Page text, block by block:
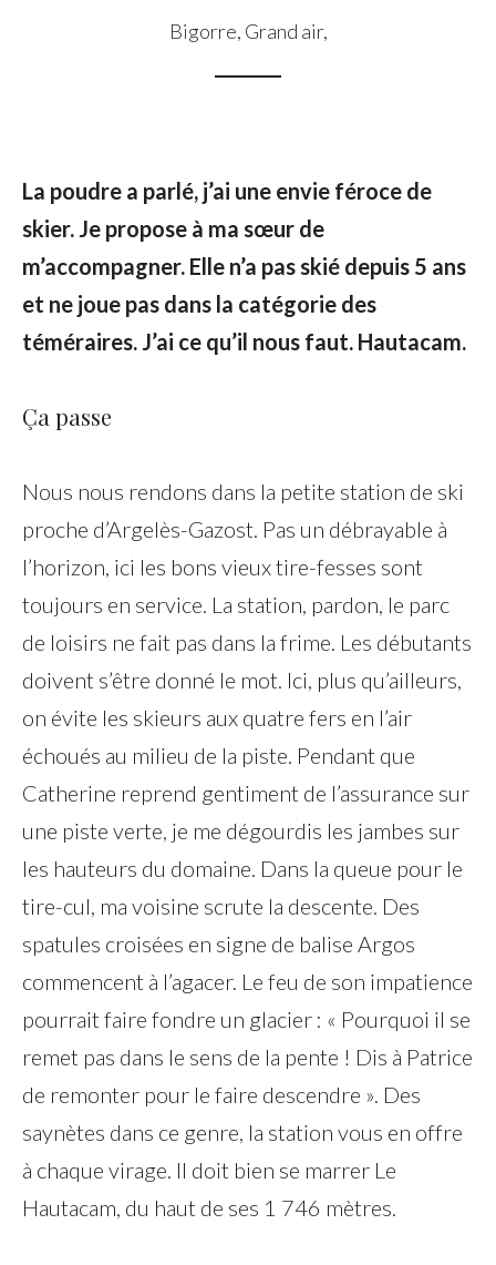
Bigorre, Grand air,
La poudre a parlé, j’ai une envie féroce de
skier. Je propose à ma sœur de
m’accompagner. Elle n’a pas skié depuis 5 ans
et ne joue pas dans la catégorie des
téméraires. J’ai ce qu’il nous faut. Hautacam.
Ça passe
Nous nous rendons dans la petite station de ski
proche d’Argelès-Gazost. Pas un débrayable à
l’horizon, ici les bons vieux tire-fesses sont
toujours en service. La station, pardon, le parc
de loisirs ne fait pas dans la frime. Les débutants
doivent s’être donné le mot. Ici, plus qu’ailleurs,
on évite les skieurs aux quatre fers en l’air
échoués au milieu de la piste. Pendant que
Catherine reprend gentiment de l’assurance sur
une piste verte, je me dégourdis les jambes sur
les hauteurs du domaine. Dans la queue pour le
tire-cul, ma voisine scrute la descente. Des
spatules croisées en signe de balise Argos
commencent à l’agacer. Le feu de son impatience
pourrait faire fondre un glacier : « Pourquoi il se
remet pas dans le sens de la pente ! Dis à Patrice
de remonter pour le faire descendre ». Des
saynètes dans ce genre, la station vous en offre
à chaque virage. Il doit bien se marrer Le
Hautacam, du haut de ses 1 746 mètres.